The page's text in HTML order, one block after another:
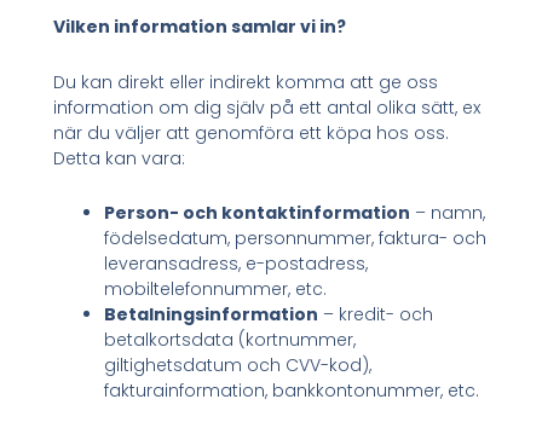
Vilken information samlar vi in?
Du kan direkt eller indirekt komma att ge oss
information om dig själv på ett antal olika sätt, ex
när du väljer att genomföra ett köpa hos oss.
Detta kan vara:
Person- och kontaktinformation – namn,
födelsedatum, personnummer, faktura- och
leveransadress, e-postadress,
mobiltelefonnummer, etc.
Betalningsinformation – kredit- och
betalkortsdata (kortnummer,
giltighetsdatum och CVV-kod),
fakturainformation, bankkontonummer, etc.